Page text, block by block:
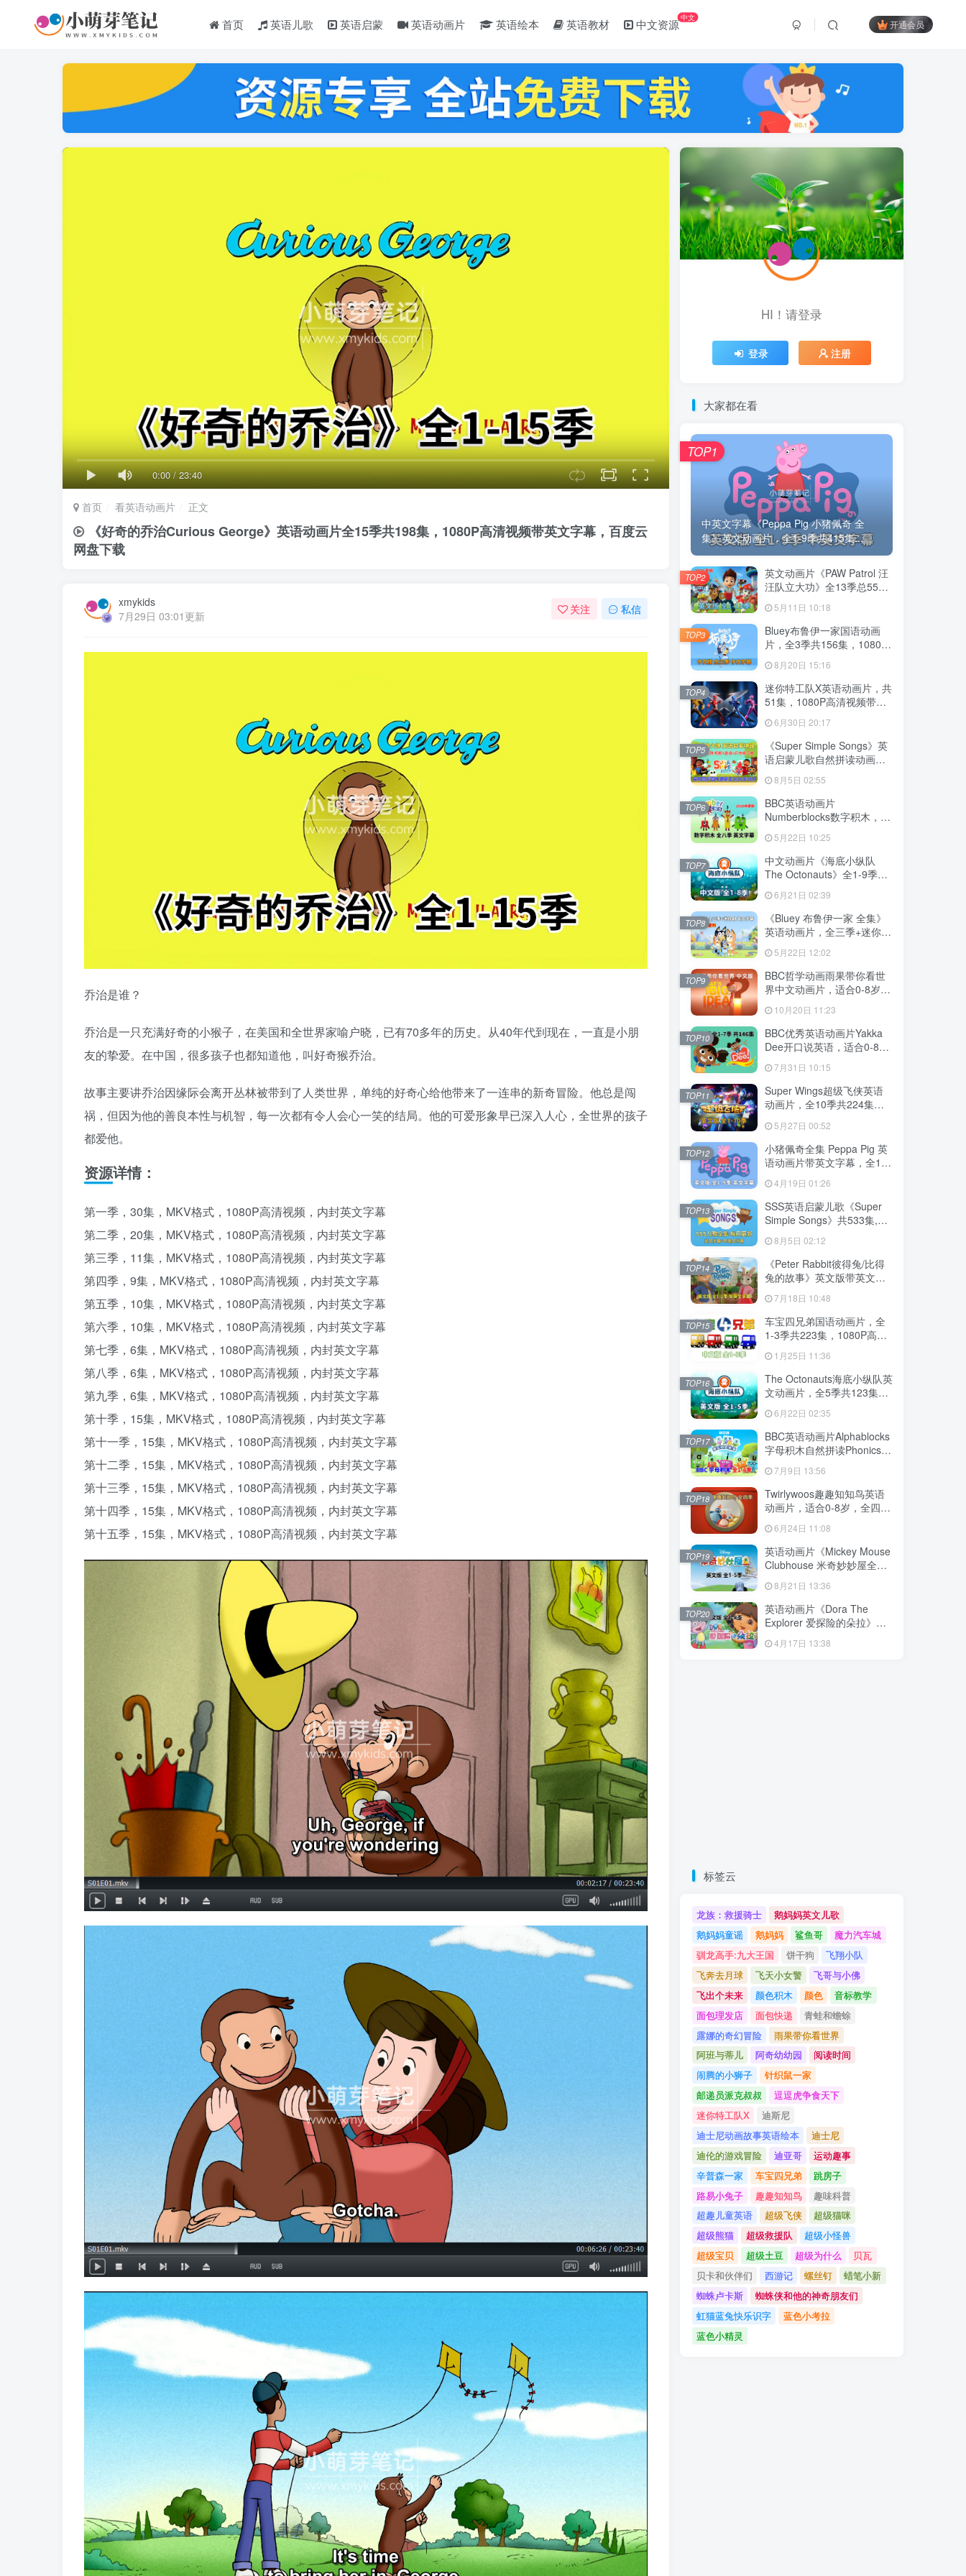
首页 英语儿歌 英语启蒙 英语动画片 英语绘本 英语教材 中文资源中文
开通会员
0:00/23:40
首页 看英语动画片 正文
《好奇的乔治Curious George》英语动画片全15季共198集，1080P高清视频带英文字幕，百度云
网盘下载
xmykids
7月29日 03:01更新
关注 私信
乔治是谁？
乔治是一只充满好奇的小猴子，在美国和全世界家喻户晓，已有70多年的历史。从40年代到现在，一直是小朋
友的挚爱。在中国，很多孩子也都知道他，叫好奇猴乔治。
故事主要讲乔治因缘际会离开丛林被带到了人类世界，单纯的好奇心给他带来了一连串的新奇冒险。他总是闯
祸，但因为他的善良本性与机智，每一次都有令人会心一笑的结局。他的可爱形象早已深入人心，全世界的孩子
都爱他。
资源详情：
第一季，30集，MKV格式，1080P高清视频，内封英文字幕
第二季，20集，MKV格式，1080P高清视频，内封英文字幕
第三季，11集，MKV格式，1080P高清视频，内封英文字幕
第四季，9集，MKV格式，1080P高清视频，内封英文字幕
第五季，10集，MKV格式，1080P高清视频，内封英文字幕
第六季，10集，MKV格式，1080P高清视频，内封英文字幕
第七季，6集，MKV格式，1080P高清视频，内封英文字幕
第八季，6集，MKV格式，1080P高清视频，内封英文字幕
第九季，6集，MKV格式，1080P高清视频，内封英文字幕
第十季，15集，MKV格式，1080P高清视频，内封英文字幕
第十一季，15集，MKV格式，1080P高清视频，内封英文字幕
第十二季，15集，MKV格式，1080P高清视频，内封英文字幕
第十三季，15集，MKV格式，1080P高清视频，内封英文字幕
第十四季，15集，MKV格式，1080P高清视频，内封英文字幕
第十五季，15集，MKV格式，1080P高清视频，内封英文字幕
HI！请登录
登录 注册
大家都在看
中英文字幕《Peppa Pig 小猪佩奇 全
集》英文动画片，全1-9季共415集...
TOP1
英文动画片《PAW Patrol 汪
汪队立大功》全13季总555
字幕，带配套音频MP3，百
度云网盘下载！
5月11日 10:18
TOP2
Bluey布鲁伊一家国语动画
片，全3季共156集，1080P
云网盘下载
8月20日 15:16
TOP3
迷你特工队X英语动画片，共
51集，1080P高清视频带中
6月30日 20:17
TOP4
《Super Simple Songs》英
语启蒙儿歌自然拼读动画视
1080P高清视频带英文字
幕，百度云网盘下载！
8月5日 02:55
TOP5
BBC英语动画片
Numberblocks数字积木，适
别专辑共198集，1080P高清
视频带英文字幕，送配套音
频MP3，百度云网盘下载！
5月22日 10:25
TOP6
中文动画片《海底小纵队
The Octonauts》全1-9季共
247集+特别版9集，1080P
高清视频带中文字幕，百度
云网盘下载
6月21日 02:39
TOP7
《Bluey 布鲁伊一家 全集》
英语动画片，全三季+迷你剧
共204集，1080P高清视频带
英文字幕，带配套音频
MP3，百度云网盘下载！
5月22日 12:02
TOP8
BBC哲学动画雨果带你看世
界中文动画片，适合0-8岁，
全52集，1080P高清视频，
百度云网盘下载
10月20日 11:23
TOP9
BBC优秀英语动画片Yakka
Dee开口说英语，适合0-8
岁，全1-7季总共146集，
1080P高清视频带英文字
幕，送配套音频MP3，百度
云网盘下载！
7月31日 10:15
TOP10
Super Wings超级飞侠英语
动画片，全10季共224集，
幕，带配套音频MP3，百度
云网盘下载！
5月27日 00:52
TOP11
小猪佩奇全集 Peppa Pig 英
语动画片带英文字幕，全1-9
频，百度云网盘下载！
4月19日 01:26
TOP12
SSS英语启蒙儿歌《Super
Simple Songs》共533集,
+中英文字幕+配套音频
MP3，百度云网盘下载！
8月5日 02:12
TOP13
《Peter Rabbit彼得兔/比得
兔的故事》英文版带英文字
片，带配套音频MP3，百度
云网盘下载！
7月18日 10:48
TOP14
车宝四兄弟国语动画片，全
1-3季共223集，1080P高清
盘下载
1月25日 11:36
TOP15
The Octonauts海底小纵队英
文动画片，全5季共123集，
幕，带配套音频MP3，百度
云网盘下载
6月22日 02:35
TOP16
BBC英语动画片Alphablocks
字母积木自然拼读Phonics，
视频带英文字幕，百度云网
盘下载！
7月9日 13:56
TOP17
Twirlywoos趣趣知知鸟英语
动画片，适合0-8岁，全四季
共100集，1080P高清视频带
英文字幕，百度云网盘下载
6月24日 11:08
TOP18
英语动画片《Mickey Mouse
Clubhouse 米奇妙妙屋全
集》全五季共148集，1080P
高清视频带英文字幕，带配
套音频MP3，百度云网盘下
载！
8月21日 13:36
TOP19
英语动画片《Dora The
Explorer 爱探险的朵拉》全8
季共173集，带英文字幕和配
套音频MP3，百度云网盘下
4月17日 13:38
TOP20
标签云
龙族：救援骑士
鹅妈妈英文儿歌
鹅妈妈童谣
鹅妈妈 鲨鱼哥
魔力汽车城
驯龙高手:九大王国
饼干狗
飞翔小队
飞奔去月球
飞天小女警
飞哥与小佛
飞出个未来
颜色积木 颜色
音标教学
面包理发店
面包快递
青蛙和蟾蜍
露娜的奇幻冒险
雨果带你看世界
阿班与蒂儿
阿奇幼幼园
阅读时间
闹腾的小狮子
针织鼠一家
邮递员派克叔叔
逗逗虎争食天下
迷你特工队X
迪斯尼
迪士尼动画故事英语绘本
迪士尼
迪伦的游戏冒险
迪亚哥
运动趣事
辛普森一家
车宝四兄弟
跳房子
路易小兔子
趣趣知知鸟
趣味科普
超趣儿童英语
超级飞侠
超级猫咪
超级熊猫
超级救援队
超级小怪兽
超级宝贝
超级土豆 超级为什么
贝瓦
贝卡和伙伴们
西游记 螺丝钉
蜡笔小新
蜘蛛卢卡斯
蜘蛛侠和他的神奇朋友们
虹猫蓝兔快乐识字
蓝色小考拉
蓝色小精灵